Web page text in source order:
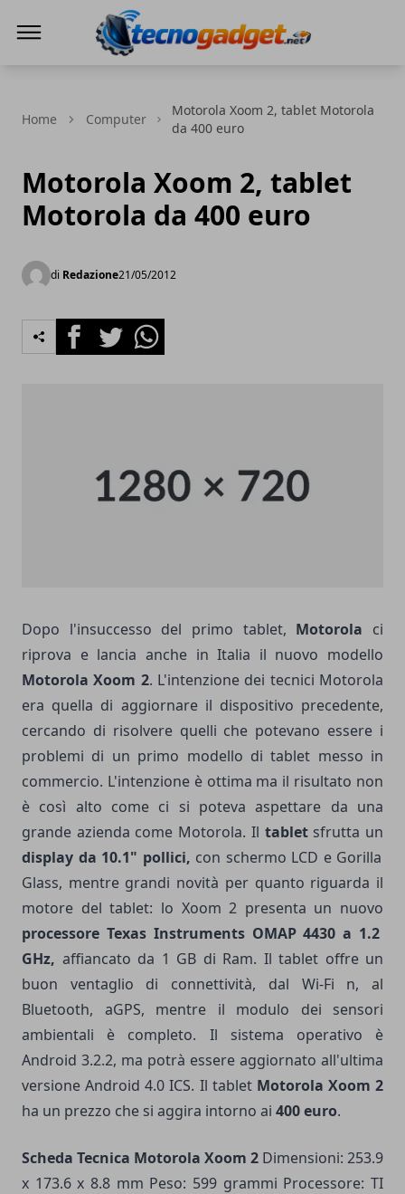
Home Computer
Motorola Xoom 2, tablet Motorola
da 400 euro
Motorola Xoom 2, tablet
Motorola da 400 euro
di Redazione21/05/2012
FacebookTwitterWhatsapp
Dopo l'insuccesso del primo tablet, Motorola ci
riprova e lancia anche in Italia il nuovo modello
Motorola Xoom 2. L'intenzione dei tecnici Motorola
era quella di aggiornare il dispositivo precedente,
cercando di risolvere quelli che potevano essere i
problemi di un primo modello di tablet messo in
commercio. L'intenzione è ottima ma il risultato non
è così alto come ci si poteva aspettare da una
grande azienda come Motorola. Il tabletsfrutta un
display da 10.1" pollici, con schermo LCD e Gorilla
Glass, mentre grandi novità per quanto riguarda il
motore del tablet: lo Xoom 2 presenta un nuovo
processore Texas Instruments OMAP 4430 a 1.2
GHz, affiancato da 1 GB di Ram. Il tablet offre un
buon ventaglio di connettività, dal Wi-Fi n, al
Bluetooth, aGPS, mentre il modulo dei sensori
ambientali è completo. Il sistema operativo è
Android 3.2.2, ma potrà essere aggiornato all'ultima
versione Android 4.0 ICS. Il tablet Motorola Xoom 2
ha un prezzo che si aggira intorno ai 400 euro.
Scheda Tecnica Motorola Xoom 2 Dimensioni: 253.9
x 173.6 x 8.8 mm Peso: 599 grammi Processore: TI